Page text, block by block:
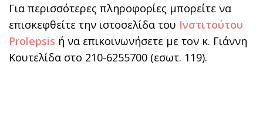
Για περισσότερες πληροφορίες μπορείτε να
επισκεφθείτε την ιστοσελίδα του Ινστιτούτου
Prolepsis ή να επικοινωνήσετε με τον κ. Γιάννη
Κουτελίδα στο 210-6255700 (εσωτ. 119).